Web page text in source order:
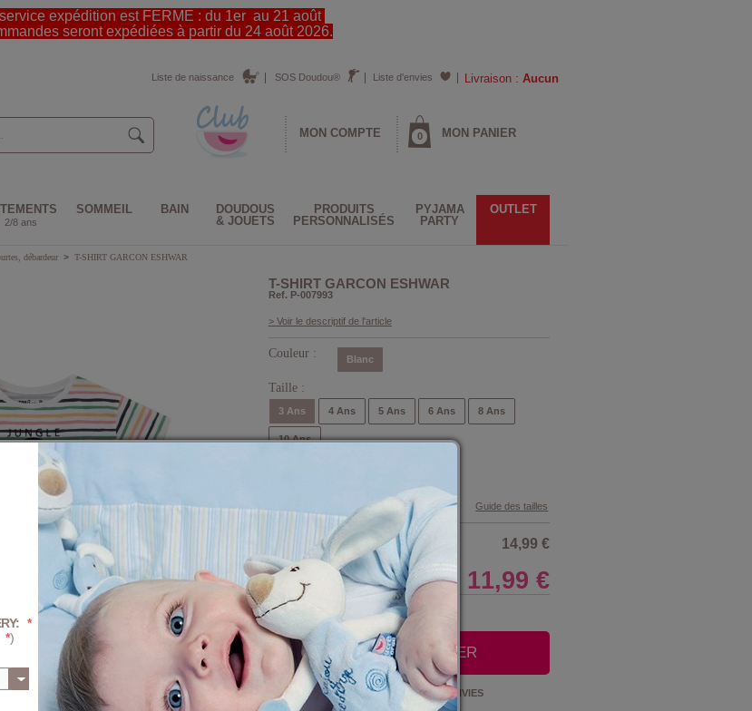
expédition est FERME : du 1er au 21 août
seront expédiées à partir du 24 août 2026.
Livraison : Aucun
Liste d'envies
SOS Doudou®
Liste de naissance
MON COMPTE 0 MON PANIER
2/8 ans
SOMMEIL BAIN
DOUDOUS
& JOUETS
PRODUITS
PERSONNALISÉS
PYJAMA
PARTY
OUTLET
débardeur > T-SHIRT GARCON ESHWAR
T-SHIRT GARCON ESHWAR
Ref. P-007993
> Voir le descriptif de l'article
Couleur : Blanc
Taille :
3 Ans 4 Ans 5 Ans 6 Ans 8 Ans
10 Ans
Guide des tailles
14,99 €
Prix 11,99 €
+ D'INFOS SUR LE CLUB
AJOUTER AU PANIER
Ajouter à la LISTE D'ENVIES
*
*)